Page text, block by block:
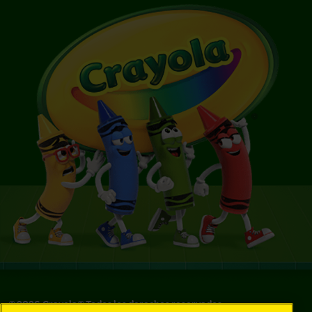
©2026Crayola® Todos los derechos reservados.